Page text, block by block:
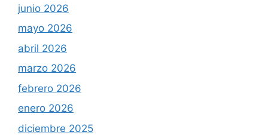
junio 2026
mayo 2026
abril 2026
marzo 2026
febrero 2026
enero 2026
diciembre 2025